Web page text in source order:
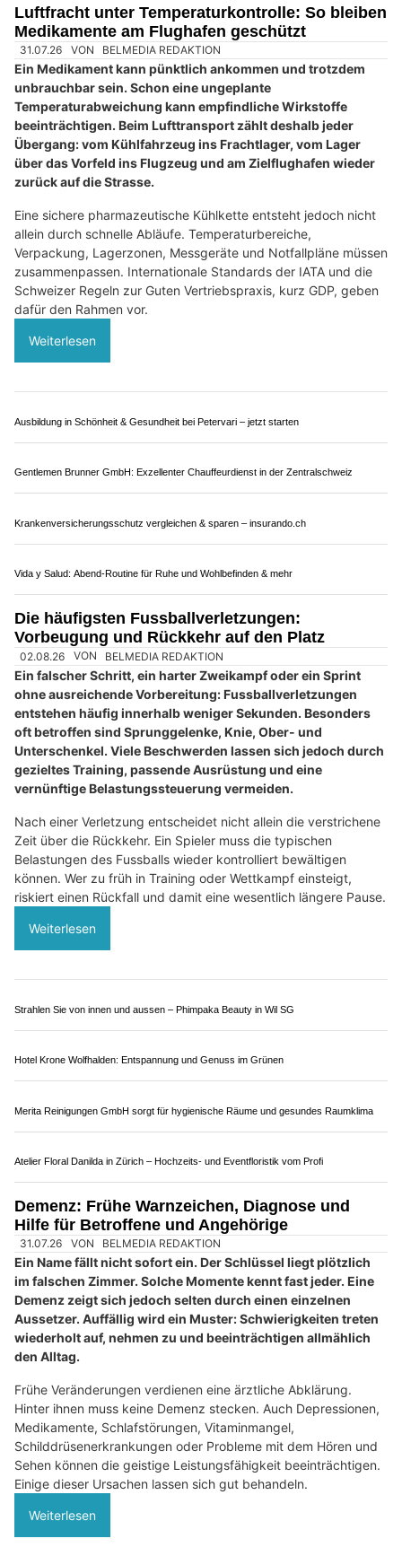
03.08.26 VON BELMEDIA REDAKTION
Ein harter Check, ein Zusammenprall an der Bande oder ein
Sturz aufs Eis: Im Eishockey kann eine Gehirnerschütterung
innerhalb von Sekunden entstehen. Das Tückische daran ist,
dass die Verletzung von aussen oft nicht sichtbar ist.
weiterspielen. Kopfschmerzen, Schwindel oder ein
ungewöhnlich langsames Verhalten dürfen dennoch nicht
Bei Verdacht gilt eine einfache Regel: sofort aus dem Spiel
oder Stunden auftreten. Wer Warnsignale erkennt, richtig
reagiert und die Rückkehr aufs Eis stufenweise plant, schützt
empfindlichen Phase.
Schönheit, die wirkt – erleben Sie Permanent Make-up bei ENJOY BEAUTY
Diheim im Glück by Simon Martin: Ihr privater Pflegepartner im Baselland
Erleben Sie Schönheit und Entspannung bei Jeanette Machate in Schindellegi SZ
Progressive Muskelentspannung für
Gesundheit, Wohlbefinden und weniger Stress